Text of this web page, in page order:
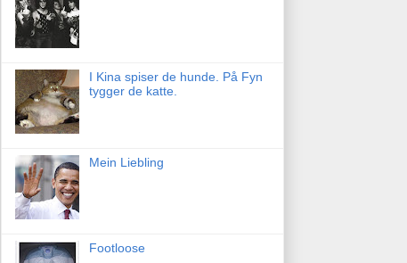
I Kina spiser de hunde. På Fyn
tygger de katte.
Mein Liebling
Footloose